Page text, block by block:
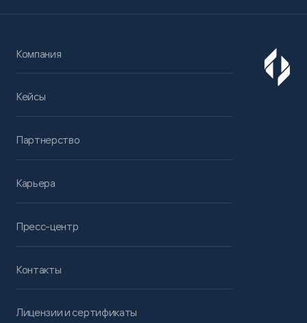
Компания
Кейсы
Партнерство
Карьера
Пресс-центр
Контакты
Лицензии и сертификаты